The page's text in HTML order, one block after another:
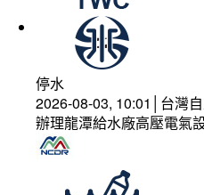
停水
2026-08-03, 10:01│台灣
辦理龍潭給水廠高壓電氣